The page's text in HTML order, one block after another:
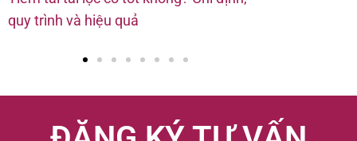
quy trình và hiệu quả